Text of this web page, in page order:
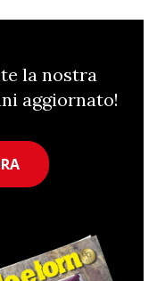
la nostra
aggiornato!